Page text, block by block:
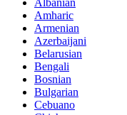
Albanian
Amharic
Armenian
Azerbaijani
Belarusian
Bengali
Bosnian
Bulgarian
Cebuano